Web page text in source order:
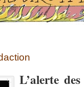
L’alerte